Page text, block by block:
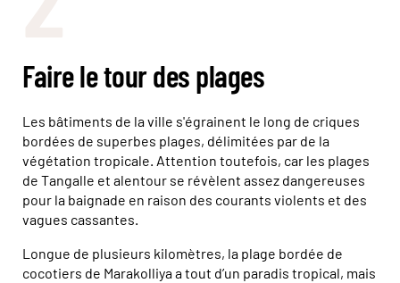
Faire le tour des plages
Les bâtiments de la ville s'égrainent le long de criques
bordées de superbes plages, délimitées par de la
végétation tropicale. Attention toutefois, car les plages
de Tangalle et alentour se révèlent assez dangereuses
pour la baignade en raison des courants violents et des
vagues cassantes.
Longue de plusieurs kilomètres, la plage bordée de
cocotiers de Marakolliya a tout d’un paradis tropical, mais